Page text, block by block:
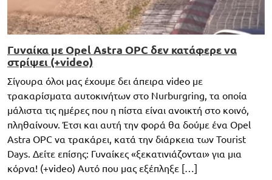
Γυναίκα με Opel Astra OPC δεν κατάφερε να
στρίψει (+video)
Σίγουρα όλοι μας έχουμε δει άπειρα video με
τρακαρίσματα αυτοκινήτων στο Nurburgring, τα οποία
μάλιστα τις ημέρες που η πίστα είναι ανοικτή στο κοινό,
πληθαίνουν. Έτσι και αυτή την φορά θα δούμε ένα Opel
Astra OPC να τρακάρει, κατά την διάρκεια των Tourist
Days. Δείτε επίσης: Γυναίκες «ξεκατινιάζονται» για μια
κόρνα! (+video) Αυτό που μας εξέπληξε […]